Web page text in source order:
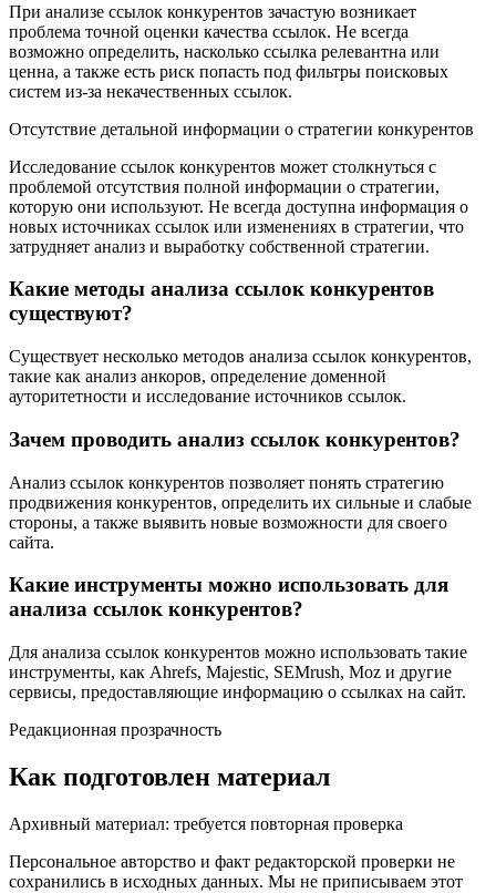
При анализе ссылок конкурентов зачастую возникает
проблема точной оценки качества ссылок. Не всегда
возможно определить, насколько ссылка релевантна или
ценна, а также есть риск попасть под фильтры поисковых
систем из-за некачественных ссылок.
Отсутствие детальной информации о стратегии конкурентов
Исследование ссылок конкурентов может столкнуться с
проблемой отсутствия полной информации о стратегии,
которую они используют. Не всегда доступна информация о
новых источниках ссылок или изменениях в стратегии, что
затрудняет анализ и выработку собственной стратегии.
Какие методы анализа ссылок конкурентов
существуют?
Существует несколько методов анализа ссылок конкурентов,
такие как анализ анкоров, определение доменной
ауторитетности и исследование источников ссылок.
Зачем проводить анализ ссылок конкурентов?
Анализ ссылок конкурентов позволяет понять стратегию
продвижения конкурентов, определить их сильные и слабые
стороны, а также выявить новые возможности для своего
сайта.
Какие инструменты можно использовать для
анализа ссылок конкурентов?
Для анализа ссылок конкурентов можно использовать такие
инструменты, как Ahrefs, Majestic, SEMrush, Moz и другие
сервисы, предоставляющие информацию о ссылках на сайт.
Редакционная прозрачность
Как подготовлен материал
Архивный материал: требуется повторная проверка
Персональное авторство и факт редакторской проверки не
сохранились в исходных данных. Мы не приписываем этот